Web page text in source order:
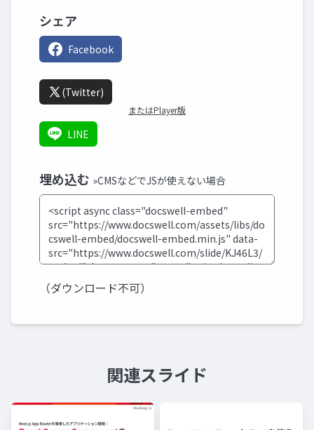
シェア
Facebook
(Twitter)
またはPlayer版
LINE
埋め込む »CMSなどでJSが使えない場合
（ダウンロード不可）
関連スライド